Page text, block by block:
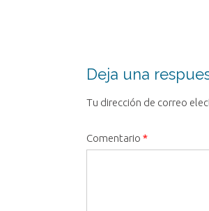
entrada
Deja una
Tu dirección de correo
Comentario *